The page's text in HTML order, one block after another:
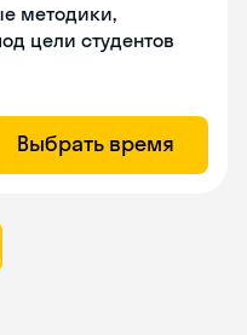
методики,
цели студентов
Выбрать время